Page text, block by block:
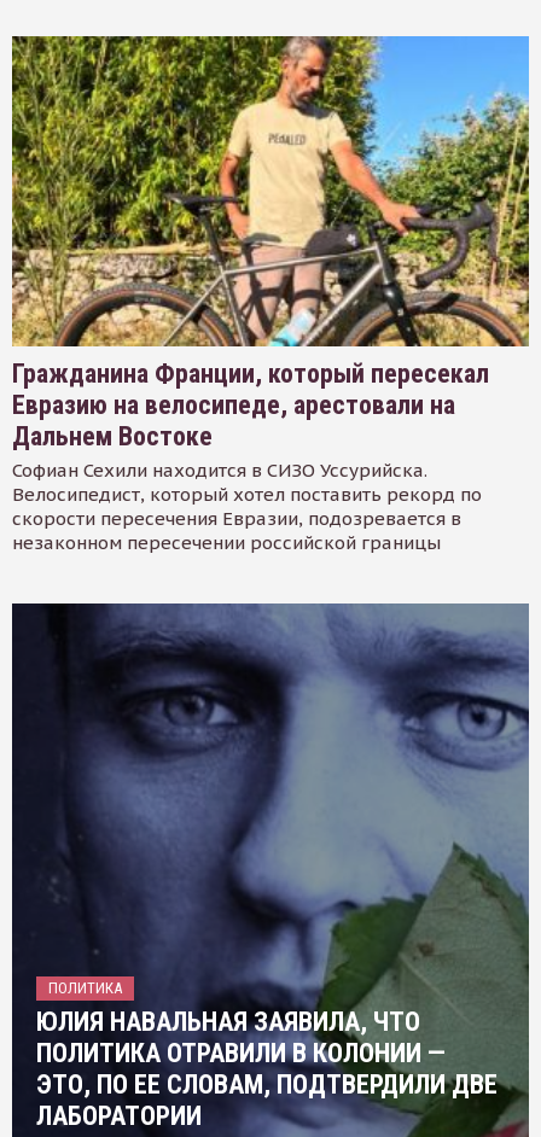
Гражданина Франции, который пересекал
Евразию на велосипеде, арестовали на
Дальнем Востоке
Софиан Сехили находится в СИЗО Уссурийска.
Велосипедист, который хотел поставить рекорд по
скорости пересечения Евразии, подозревается в
незаконном пересечении российской границы
ПОЛИТИКА
ЮЛИЯ НАВАЛЬНАЯ ЗАЯВИЛА, ЧТО
ПОЛИТИКА ОТРАВИЛИ В КОЛОНИИ —
ЭТО, ПО ЕЕ СЛОВАМ, ПОДТВЕРДИЛИ ДВЕ
ЛАБОРАТОРИИ